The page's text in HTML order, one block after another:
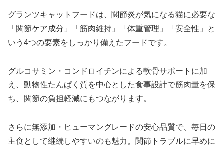
グランツキャットフードは、関節炎が気になる猫に必要な
「関節ケア成分」「筋肉維持」「体重管理」「安全性」と
いう4つの要素をしっかり備えたフードです。
グルコサミン・コンドロイチンによる軟骨サポートに加
え、動物性たんぱく質を中心とした食事設計で筋肉量を保
ち、関節の負担軽減にもつながります。
さらに無添加・ヒューマングレードの安心品質で、毎日の
主食として継続しやすいのも魅力。関節トラブルに早めに